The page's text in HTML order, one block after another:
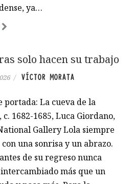
ya…
solo hacen su trabajo
/ VÍCTOR MORATA
portada: La cueva de la
1682-1685, Luca Giordano,
Gallery Lola siempre
una sonrisa y un abrazo.
de su regreso nunca
más que un